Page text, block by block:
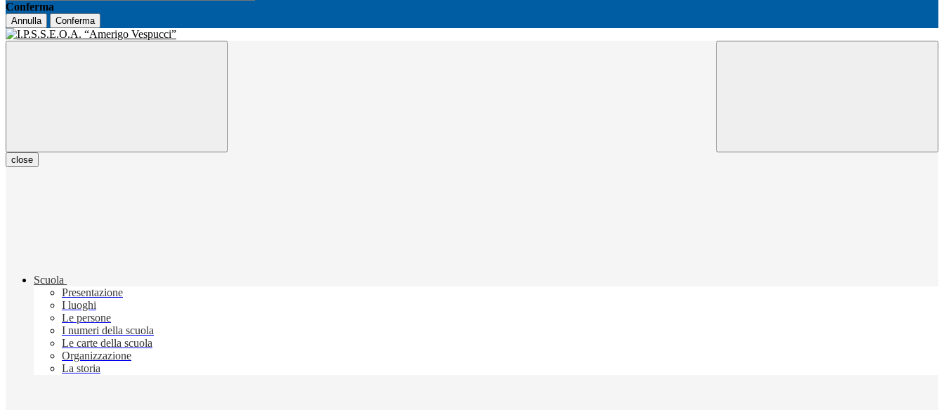
Conferma
Annulla Conferma
close
Scuola
Presentazione
I luoghi
Le persone
I numeri della scuola
Le carte della scuola
Organizzazione
La storia